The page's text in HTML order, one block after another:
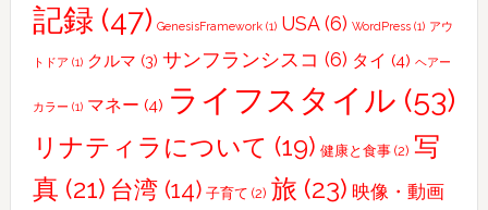
容
理
容
さ
ん、
記録 (47) GenesisFramework(1) USA(6) WordPress(1) アウ
トドア (1) クルマ (3) サンフランシスコ (6) タイ (4) ヘアー
カラー (1) マネー (4) ライフスタイル (53)
リナティラについて (19) 健康と食事(2) 写
真 (21) 台湾(14) 子育て (2) 旅 (23) 映像・動画